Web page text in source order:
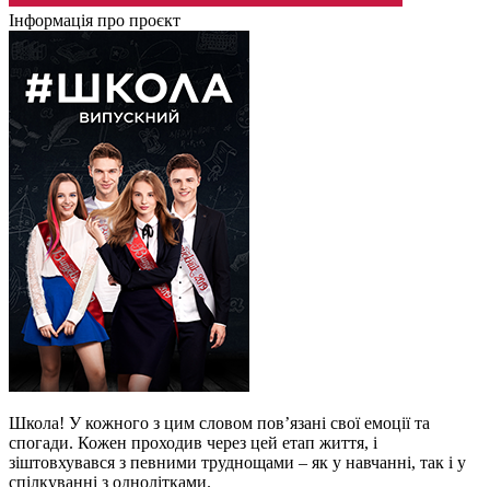
Інформація про проєкт
Школа! У кожного з цим словом пов’язані свої емоції та
спогади. Кожен проходив через цей етап життя, і
зіштовхувався з певними труднощами – як у навчанні, так і у
спілкуванні з однолітками.